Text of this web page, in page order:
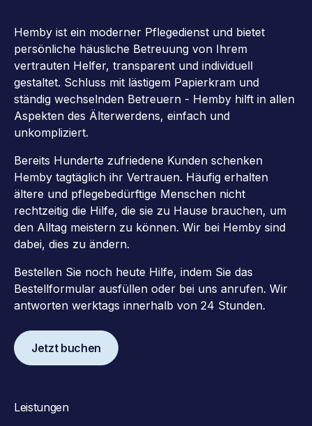
Hemby ist ein moderner Pflegedienst und bietet
persönliche häusliche Betreuung von Ihrem
vertrauten Helfer, transparent und individuell
gestaltet. Schluss mit lästigem Papierkram und
ständig wechselnden Betreuern - Hemby hilft in allen
Aspekten des Älterwerdens, einfach und
unkompliziert.
Bereits Hunderte zufriedene Kunden schenken
Hemby tagtäglich ihr Vertrauen. Häufig erhalten
ältere und pflegebedürftige Menschen nicht
rechtzeitig die Hilfe, die sie zu Hause brauchen, um
den Alltag meistern zu können. Wir bei Hemby sind
dabei, dies zu ändern.
Bestellen Sie noch heute Hilfe, indem Sie das
Bestellformular ausfüllen oder bei uns anrufen. Wir
antworten werktags innerhalb von 24 Stunden.
Jetzt buchen
Leistungen